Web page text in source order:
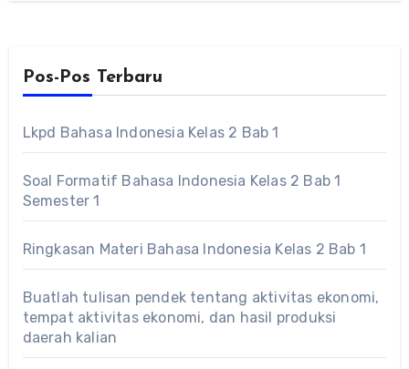
Pos-Pos Terbaru
Lkpd Bahasa Indonesia Kelas 2 Bab 1
Soal Formatif Bahasa Indonesia Kelas 2 Bab 1
Semester 1
Ringkasan Materi Bahasa Indonesia Kelas 2 Bab 1
Buatlah tulisan pendek tentang aktivitas ekonomi,
tempat aktivitas ekonomi, dan hasil produksi
daerah kalian